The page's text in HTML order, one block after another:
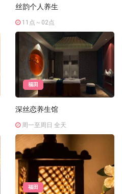
丝韵个人养生
11点～02点
福田
深丝恋养生馆
周一至周日 全天
福田